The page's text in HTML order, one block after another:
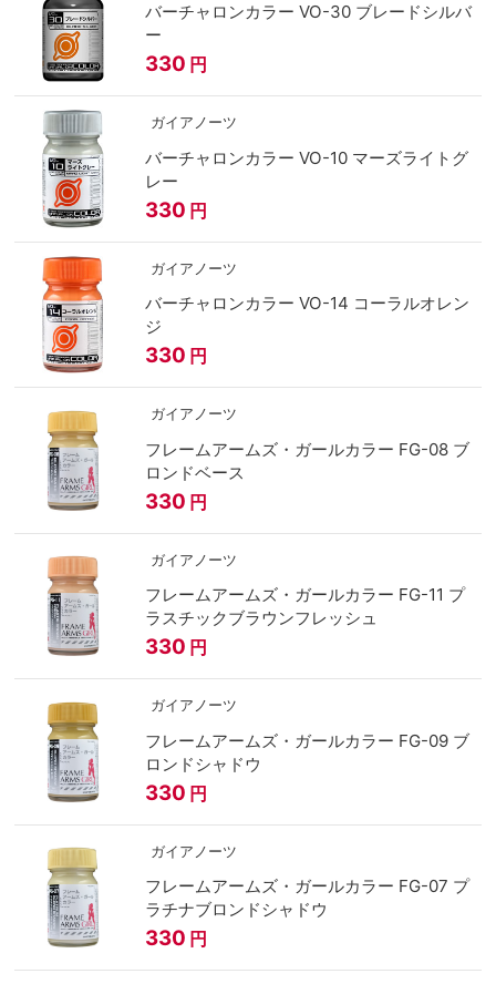
バーチャロンカラー VO-30 ブレードシルバ
ー
330 円
ガイアノーツ
バーチャロンカラー VO-10 マーズライトグ
レー
330 円
ガイアノーツ
バーチャロンカラー VO-14 コーラルオレン
ジ
330 円
ガイアノーツ
フレームアームズ・ガールカラー FG-08 ブ
ロンドベース
330 円
ガイアノーツ
フレームアームズ・ガールカラー FG-11 プ
ラスチックブラウンフレッシュ
330 円
ガイアノーツ
フレームアームズ・ガールカラー FG-09 ブ
ロンドシャドウ
330 円
ガイアノーツ
フレームアームズ・ガールカラー FG-07 プ
ラチナブロンドシャドウ
330 円